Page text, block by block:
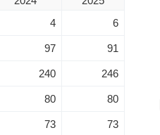
4 6
97 91
240 246
80 80
73 73